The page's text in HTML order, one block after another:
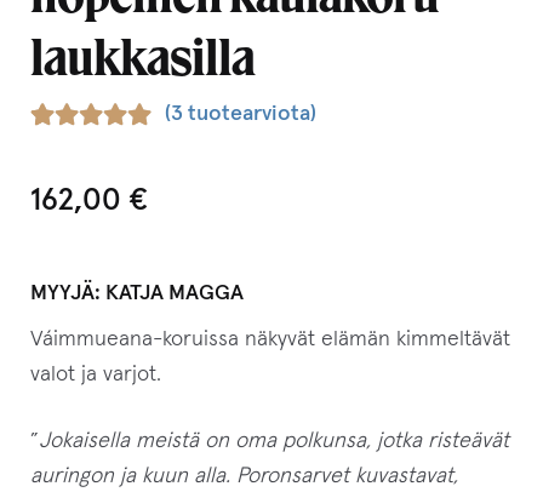
laukkasilla
5:stä
perustuen
arvotukseen.
(3 tuotearviota)
162,00 €
MYYJÄ: KATJA MAGGA
Váimmueana-koruissa näkyvät elämän kimmeltävät
valot ja varjot.
”Jokaisella meistä on oma polkunsa, jotka risteävät
auringon ja kuun alla. Poronsarvet kuvastavat,